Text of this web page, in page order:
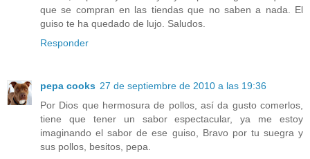
que se compran en las tiendas que no saben a nada. El
guiso te ha quedado de lujo. Saludos.
Responder
pepa cooks 27 de septiembre de 2010 a las 19:36
Por Dios que hermosura de pollos, así da gusto comerlos,
tiene que tener un sabor espectacular, ya me estoy
imaginando el sabor de ese guiso, Bravo por tu suegra y
sus pollos, besitos, pepa.